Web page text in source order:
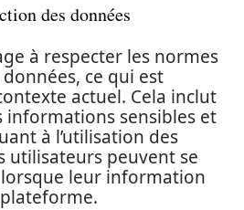
des données
à respecter les normes
ce qui est
actuel. Cela inclut
informations sensibles et
à l’utilisation des
utilisateurs peuvent se
leur information